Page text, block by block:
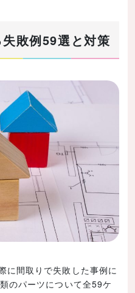
数の失敗例と対策
失敗例と対策
と対策
押えてほしい３つの
るのが最優先
りも実用性
数と広さを決める
敗例59選と対策
に間取りで失敗した事例に
のパーツについて全59ケ